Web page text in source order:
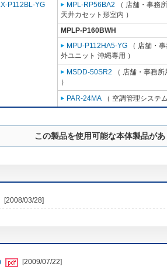
P112BL-YG
MPL-RP56BA2 （ 店舗・事務
天井カセット形室内 ）
MPLP-P160BWH
MPU-P112HA5-YG （ 店舗・
外ユニット 沖縄専用 ）
MSDD-50SR2 （ 店舗・事務
）
PAR-24MA （ 空調管理システ
この製品を使用可能な本体製品が
[2008/03/28]
[2009/07/22]